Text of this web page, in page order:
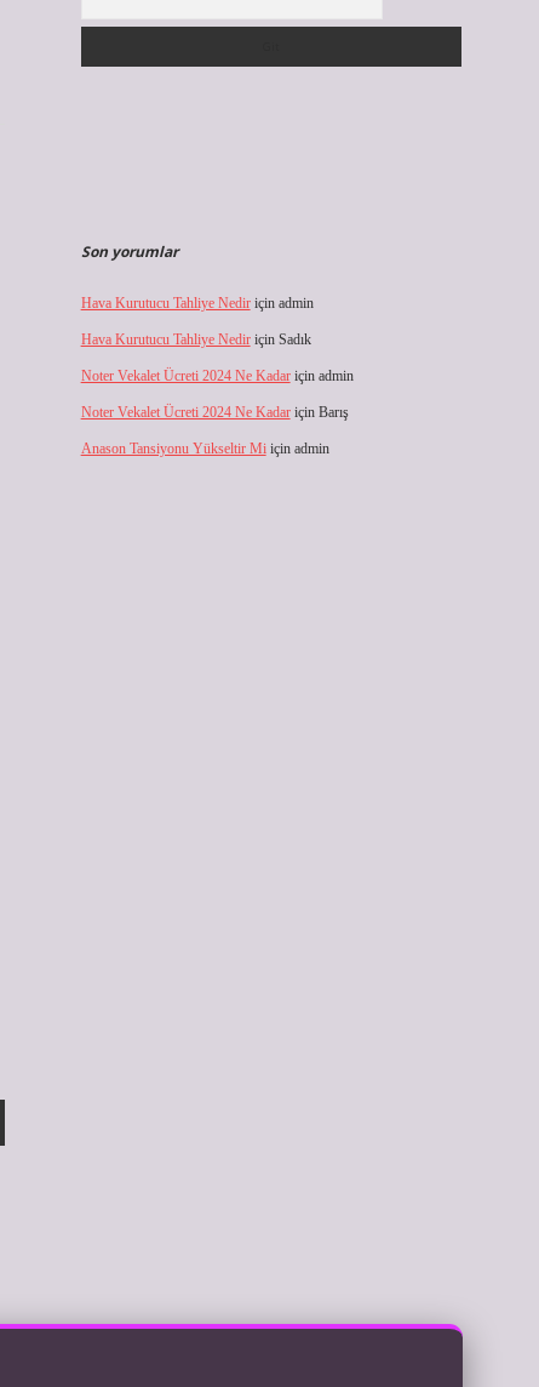
Son yorumlar
Hava Kurutucu Tahliye Nediriçin admin
Hava Kurutucu Tahliye Nediriçin Sadık
Noter Vekalet Ücreti 2024 Ne Kadariçin admin
Noter Vekalet Ücreti 2024 Ne Kadariçin Barış
Anason Tansiyonu Yükseltir Miiçin admin